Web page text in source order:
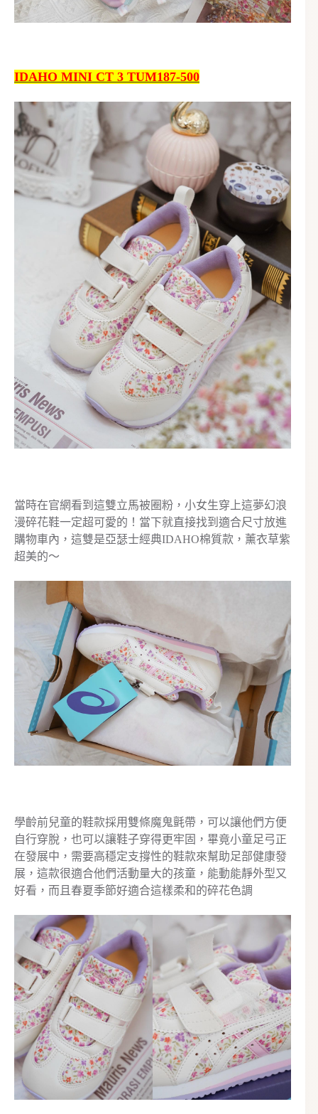
IDAHO MINI CT 3 TUM187-500
當時在官網看到這雙立馬被圈粉，小女生穿上這夢幻浪
漫碎花鞋一定超可愛的！當下就直接找到適合尺寸放進
購物車內，這雙是亞瑟士經典IDAHO棉質款，薰衣草紫
超美的～
學齡前兒童的鞋款採用雙條魔鬼氈帶，可以讓他們方便
自行穿脫，也可以讓鞋子穿得更牢固，畢竟小童足弓正
在發展中，需要高穩定支撐性的鞋款來幫助足部健康發
展，這款很適合他們活動量大的孩童，能動能靜外型又
好看，而且春夏季節好適合這樣柔和的碎花色調